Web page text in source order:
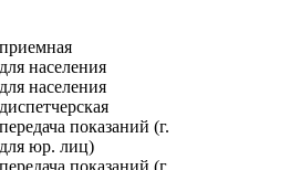
приемная
для населения
для населения
диспетчерская
передача показаний (г.
юр. лиц)
передача показаний (г.